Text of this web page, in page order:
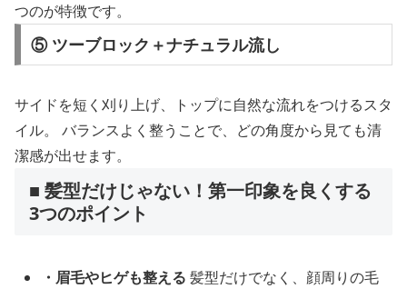
つのが特徴です。
⑤ ツーブロック＋ナチュラル流し
サイドを短く刈り上げ、トップに自然な流れをつけるスタ
イル。 バランスよく整うことで、どの角度から見ても清
潔感が出せます。
■ 髪型だけじゃない！第一印象を良くする
3つのポイント
・眉毛やヒゲも整える 髪型だけでなく、顔周りの毛